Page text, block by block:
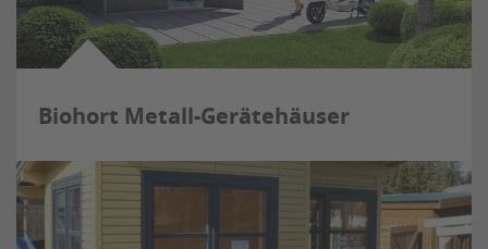
Biohort Metall-Gerätehäuser